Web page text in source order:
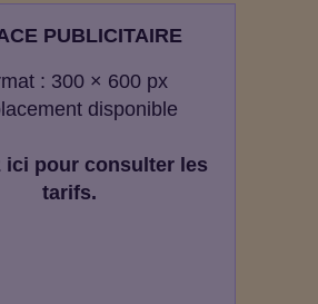
PUBLICITAIRE
: 300 × 600 px
disponible
ici pour consulter les
tarifs.